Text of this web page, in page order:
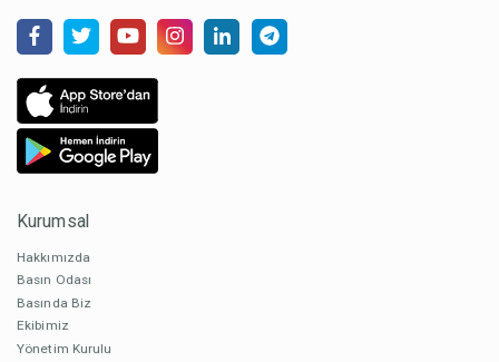
Kurumsal
Hakkımızda
Basın Odası
Basında Biz
Ekibimiz
Yönetim Kurulu